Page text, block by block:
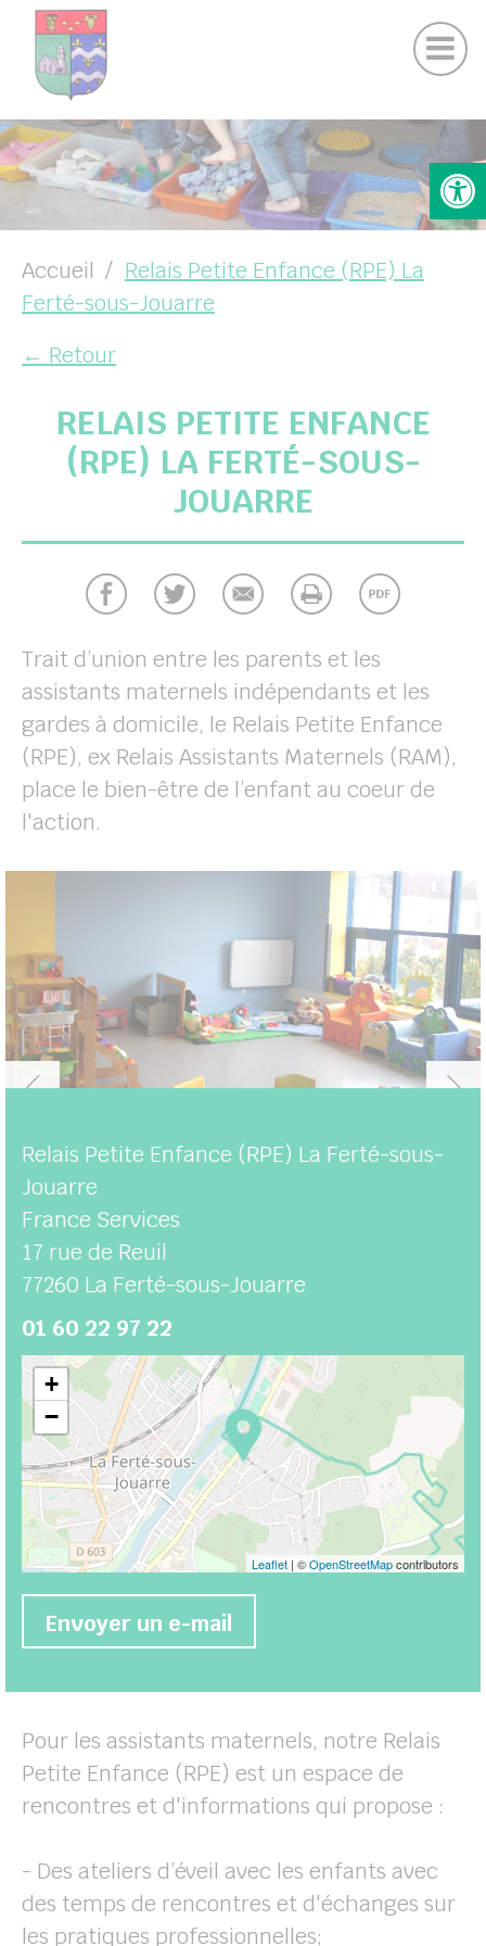
( VOTRE MAIRIE )
( VOTRE COMMUNE )
( VIE PRATIQUE )
( VIE LOCALE )
Actualités Chamigny Journal de la Commune
Suivez-nous sur Facebook
Suivez-nous sur Instagram
Accueil
Relais Petite Enfance (RPE) La
Ferté-sous-Jouarre
← Retour
RELAIS PETITE ENFANCE
(RPE) LA FERTÉ-SOUS-
JOUARRE
Trait d’union entre les parents et les
assistants maternels indépendants et les
gardes à domicile, le Relais Petite Enfance
(RPE), ex Relais Assistants Maternels (RAM),
place le bien-être de l’enfant au coeur de
l'action.
Relais Petite Enfance (RPE) La Ferté-sous-
Jouarre
France Services
17 rue de Reuil
77260 La Ferté-sous-Jouarre
01 60 22 97 22
+
−
Leaflet | ©OpenStreetMapcontributors
Envoyer un e-mail
Pour les assistants maternels, notre Relais
Petite Enfance (RPE) est un espace de
rencontres et d'informations qui propose :
- Des ateliers d’éveil avec les enfants avec
des temps de rencontres et d'échanges sur
les pratiques professionnelles;
Panneau de gestion des cookies